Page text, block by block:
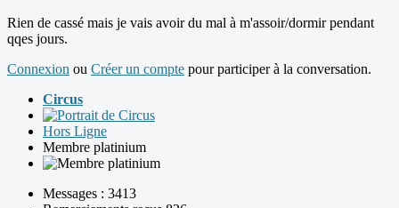
Rien de cassé mais je vais avoir du mal à m'assoir/dormir pendant
qqes jours.
Connexion ou Créer un compte pour participer à la conversation.
Circus
Hors Ligne
Membre platinium
Messages : 3413